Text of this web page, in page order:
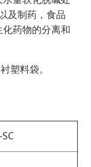
及制药，食品
药物的分离和
塑料袋。